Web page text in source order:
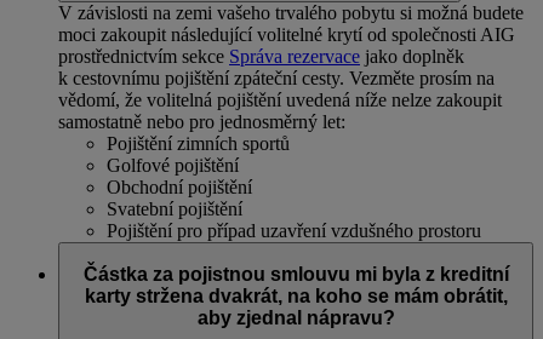
V závislosti na zemi vašeho trvalého pobytu si možná budete
moci zakoupit následující volitelné krytí od společnosti AIG
prostřednictvím sekce Správa rezervace jako doplněk
k cestovnímu pojištění zpáteční cesty. Vezměte prosím na
vědomí, že volitelná pojištění uvedená níže nelze zakoupit
samostatně nebo pro jednosměrný let:
Pojištění zimních sportů
Golfové pojištění
Obchodní pojištění
Svatební pojištění
Pojištění pro případ uzavření vzdušného prostoru
Částka za pojistnou smlouvu mi byla z kreditní
karty stržena dvakrát, na koho se mám obrátit,
aby zjednal nápravu?